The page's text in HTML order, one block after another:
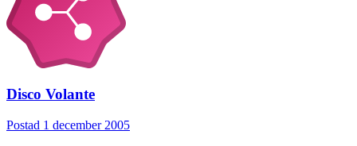
Disco Volante
Postad 1 december 2005